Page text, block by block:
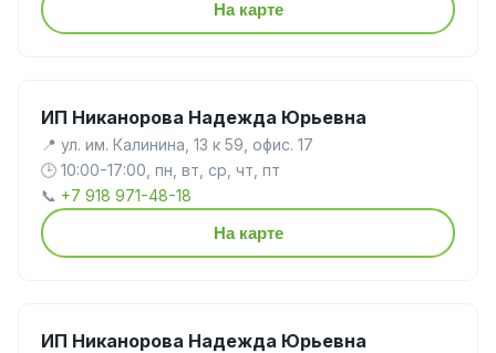
На карте
ИП Никанорова Надежда Юрьевна
📍 ул. им. Калинина, 13 к 59, офис. 17
🕒 10:00-17:00, пн, вт, ср, чт, пт
📞 +7 918 971-48-18
На карте
ИП Никанорова Надежда Юрьевна